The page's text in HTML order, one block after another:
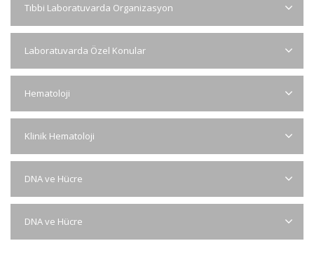
Tıbbi Laboratuvarda Organizasyon
Laboratuvarda Özel Konular
Hematoloji
Klinik Hematoloji
DNA ve Hücre
DNA ve Hücre